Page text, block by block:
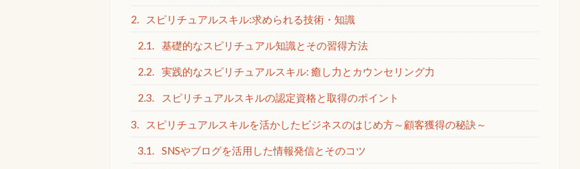
2. スピリチュアルスキル:求められる技術・知識
2.1. 基礎的なスピリチュアル知識とその習得方法
2.2. 実践的なスピリチュアルスキル: 癒し力とカウンセリング力
2.3. スピリチュアルスキルの認定資格と取得のポイント
3. スピリチュアルスキルを活かしたビジネスのはじめ方～顧客獲得の秘訣～
3.1. SNSやブログを活用した情報発信とそのコツ